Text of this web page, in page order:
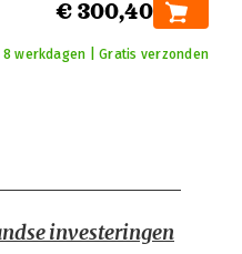
€ 300,40
werkdagen | Gratis verzonden
investeringen